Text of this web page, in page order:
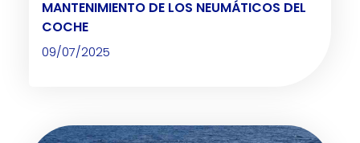
MANTENIMIENTO DE LOS NEUMÁTICOS DEL
COCHE
09/07/2025